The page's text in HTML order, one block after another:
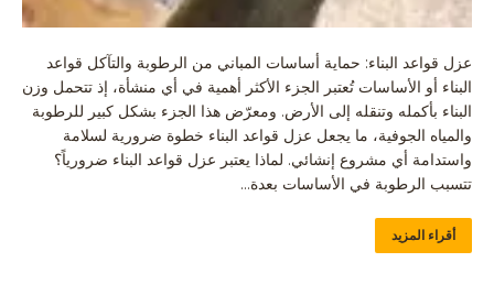
عزل قواعد البناء: حماية أساسات المباني من الرطوبة والتآكل قواعد
البناء أو الأساسات تُعتبر الجزء الأكثر أهمية في أي منشأة، إذ تتحمل وزن
البناء بأكمله وتنقله إلى الأرض. ومعرّض هذا الجزء بشكل كبير للرطوبة
والمياه الجوفية، ما يجعل عزل قواعد البناء خطوة ضرورية لسلامة
واستدامة أي مشروع إنشائي. لماذا يعتبر عزل قواعد البناء ضرورياً؟
تتسبب الرطوبة في الأساسات بعدة…
أقراء المزيد